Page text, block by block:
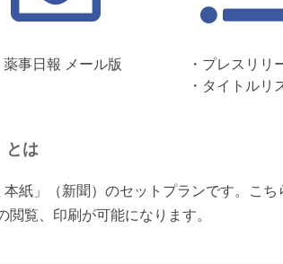
薬事日報 メール版
・プレスリリ
・タイトルリ
とは
本紙」（新聞）のセットプランです。こ
覧、印刷が可能になります。